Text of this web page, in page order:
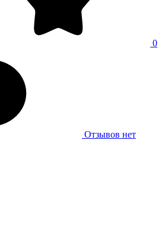
0
Отзывов нет